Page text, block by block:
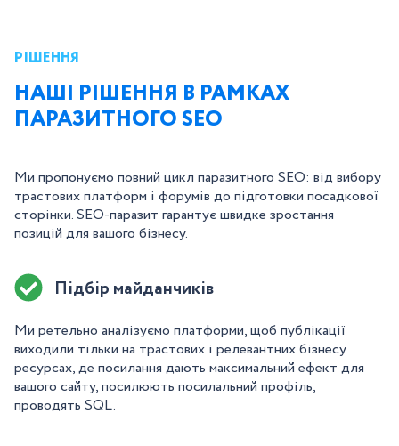
РІШЕННЯ
НАШІ РІШЕННЯ В РАМКАХ
ПАРАЗИТНОГО SEO
Ми пропонуємо повний цикл паразитного SEO: від вибору
трастових платформ і форумів до підготовки посадкової
сторінки. SEO-паразит гарантує швидке зростання
позицій для вашого бізнесу.
Підбір майданчиків
Ми ретельно аналізуємо платформи, щоб публікації
виходили тільки на трастових і релевантних бізнесу
ресурсах, де посилання дають максимальний ефект для
вашого сайту, посилюють посилальний профіль,
проводять SQL.